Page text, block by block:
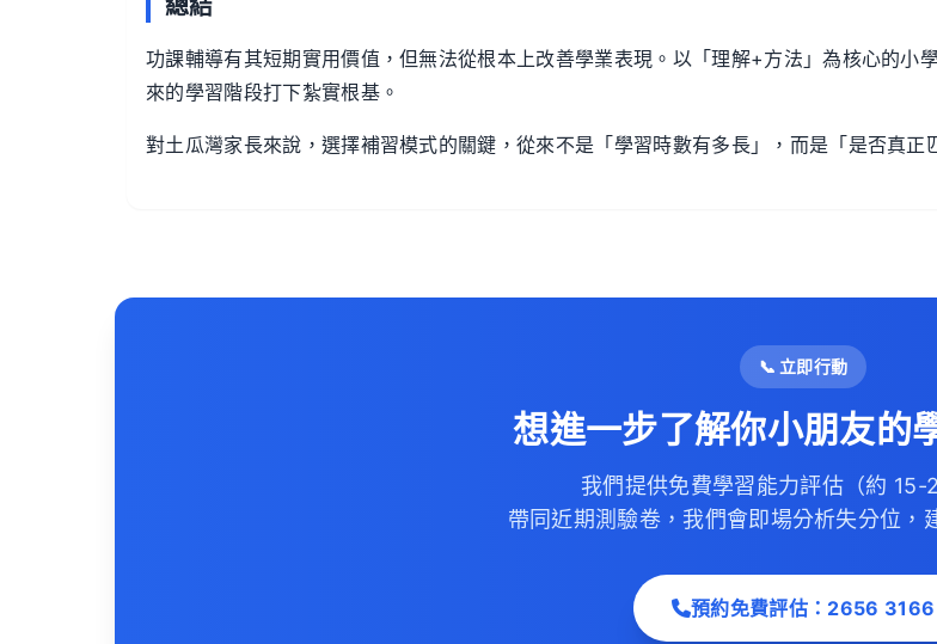
功課輔導有其短期實用價值，但無法從根本上改善學業表現。以「理解+方法」為核心的小
來的學習階段打下紮實根基。
對土瓜灣家長來說，選擇補習模式的關鍵，從來不是「學習時數有多長」，而是「是否真正
📞 立即行動
想進一步了解你小朋友的
我們提供免費學習能力評估（約 15-
帶同近期測驗卷，我們會即場分析失分位，
預約免費評估：2656 3166